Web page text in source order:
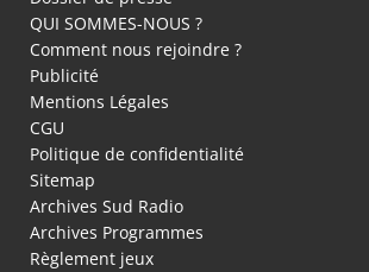
QUI SOMMES-NOUS ?
Comment nous rejoindre ?
Publicité
Mentions Légales
CGU
Politique de confidentialité
Sitemap
Archives Sud Radio
Archives Programmes
Règlement jeux